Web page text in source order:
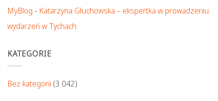
MyBlog - Katarzyna Głuchowska – ekspertka w prowadzeniu
wydarzeń w Tychach
KATEGORIE
Bez kategorii (3 042)